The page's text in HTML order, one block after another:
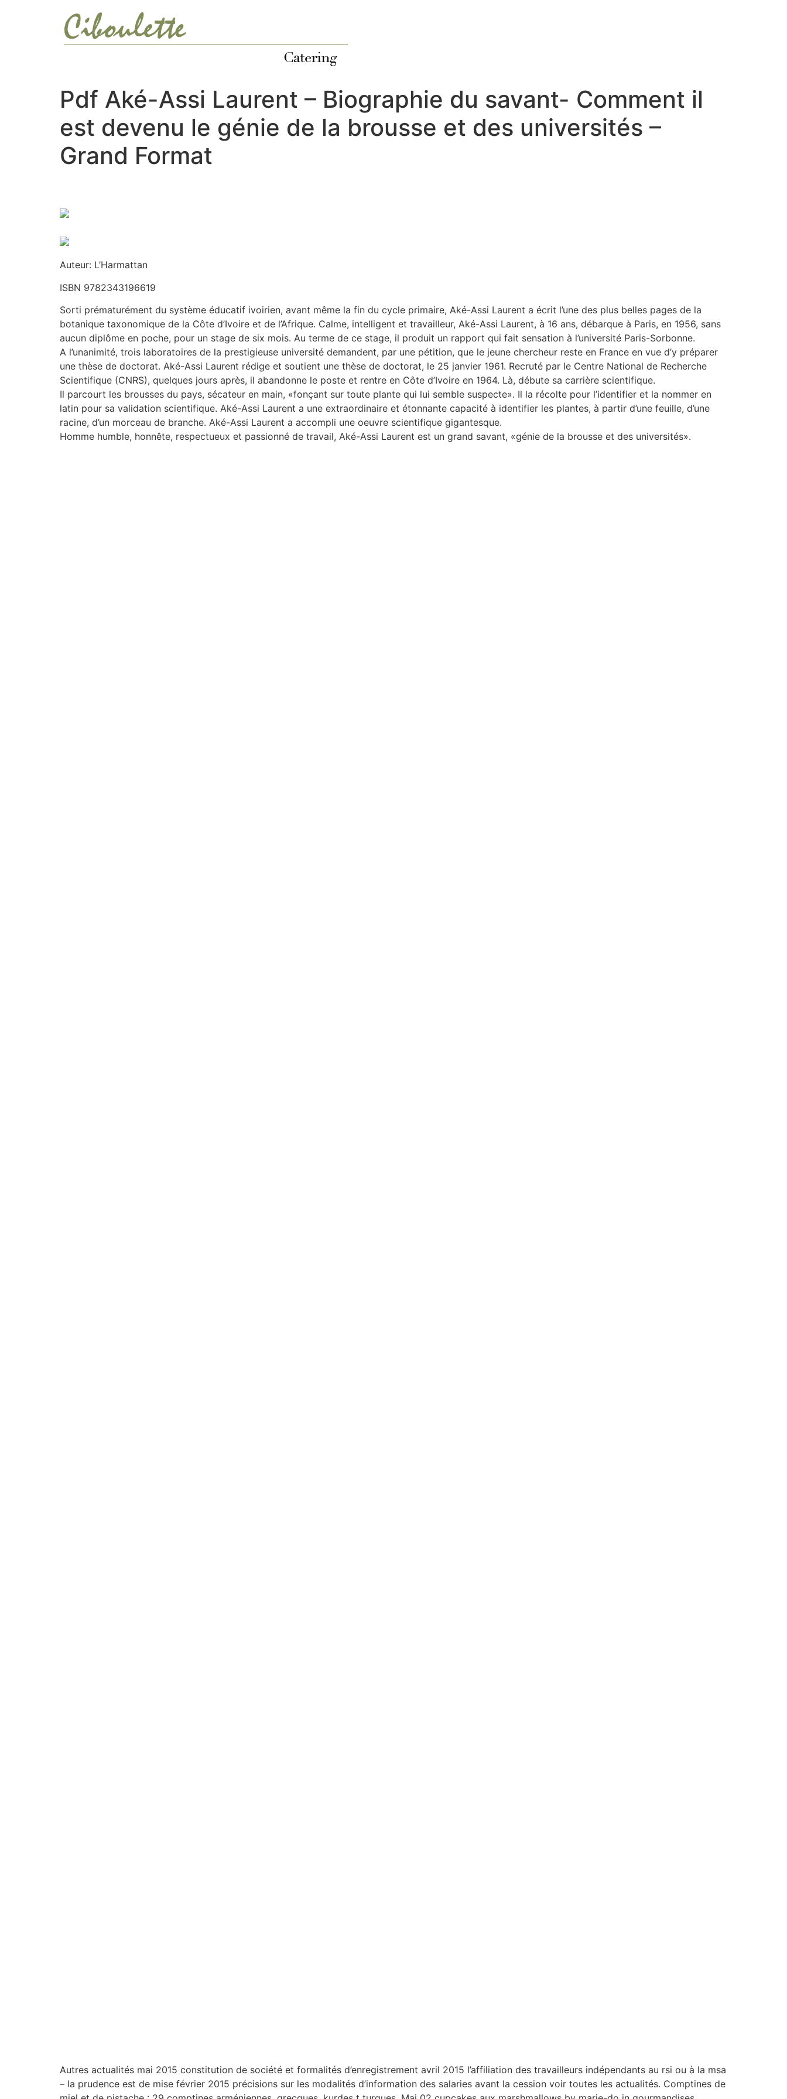
Pdf Aké-Assi Laurent – Biographie du savant- Comment il
est devenu le génie de la brousse et des universités –
Grand Format
Auteur: L’Harmattan
ISBN 9782343196619
Sorti prématurément du système éducatif ivoirien, avant même la fin du cycle primaire, Aké-Assi Laurent a écrit l’une des plus belles pages de la
botanique taxonomique de la Côte d’Ivoire et de l’Afrique. Calme, intelligent et travailleur, Aké-Assi Laurent, à 16 ans, débarque à Paris, en 1956, sans
aucun diplôme en poche, pour un stage de six mois. Au terme de ce stage, il produit un rapport qui fait sensation à l’université Paris-Sorbonne.
A l’unanimité, trois laboratoires de la prestigieuse université demandent, par une pétition, que le jeune chercheur reste en France en vue d’y préparer
une thèse de doctorat. Aké-Assi Laurent rédige et soutient une thèse de doctorat, le 25 janvier 1961. Recruté par le Centre National de Recherche
Scientifique (CNRS), quelques jours après, il abandonne le poste et rentre en Côte d’Ivoire en 1964. Là, débute sa carrière scientifique.
Il parcourt les brousses du pays, sécateur en main, «fonçant sur toute plante qui lui semble suspecte». Il la récolte pour l’identifier et la nommer en
latin pour sa validation scientifique. Aké-Assi Laurent a une extraordinaire et étonnante capacité à identifier les plantes, à partir d’une feuille, d’une
racine, d’un morceau de branche. Aké-Assi Laurent a accompli une oeuvre scientifique gigantesque.
Homme humble, honnête, respectueux et passionné de travail, Aké-Assi Laurent est un grand savant, «génie de la brousse et des universités».
Autres actualités mai 2015 constitution de société et formalités d’enregistrement avril 2015 l’affiliation des travailleurs indépendants au rsi ou à la msa
– la prudence est de mise février 2015 précisions sur les modalités d’information des salaries avant la cession voir toutes les actualités. Comptines de